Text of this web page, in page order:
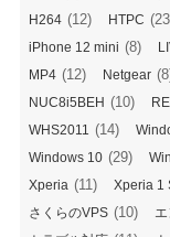
H264 (12) HTPC
iPhone 12 mini (8)
MP4 (12) Netgear
NUC8i5BEH (10)
WHS2011 (14)
Windows 10 (29)
Xperia (11) Xperia 1
さくらのVPS (10)